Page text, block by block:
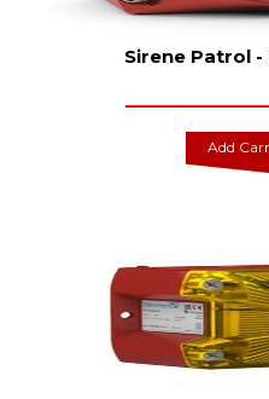
Sirene Patrol -
Add